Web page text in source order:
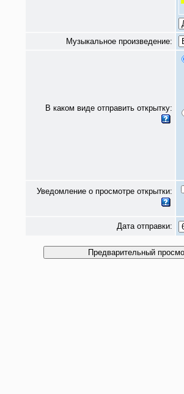
Музыкальное произведение:
В каком виде отправить открытку:
Уведомление о просмотре открытки:
Дата отправки: